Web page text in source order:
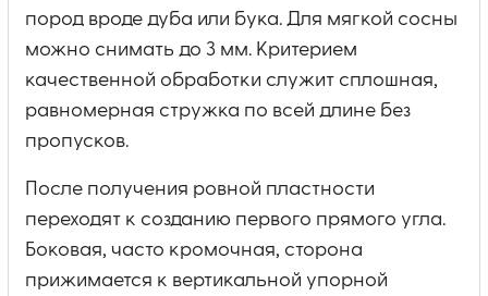
пород вроде дуба или бука. Для мягкой сосны
можно снимать до 3 мм. Критерием
качественной обработки служит сплошная,
равномерная стружка по всей длине без
пропусков.
После получения ровной пластности
переходят к созданию первого прямого угла.
Боковая, часто кромочная, сторона
прижимается к вертикальной упорной